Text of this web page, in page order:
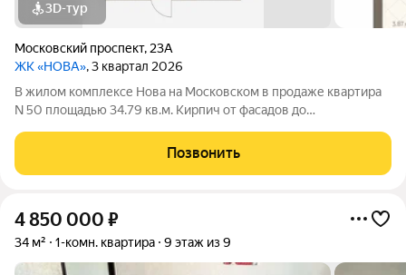
3D-тур
Московский проспект, 23А
ЖК «НОВА», 3 квартал 2026
В жилом комплексе Нова на Московском в продаже квартира
N 50 площадью 34.79 кв.м. Кирпич от фасадов до
остекленная лоджия. Квартира сдается в отделке white box. 17-
этажный дом, с последних этажей
Позвонить
4 850 000 ₽
34 м² 1-комн. квартира 9 этаж из 9